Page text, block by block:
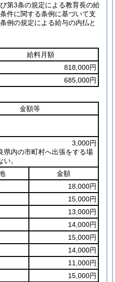
第3条の規定による教育長の給
件に関する条例に基づいて支
例の規定による給与の内払と
給料月額
818,000円
685,000円
金額等
3,000円
県内の市町村へ出張をする場
。
金額
18,000円
15,000円
13,000円
14,000円
15,000円
14,000円
11,000円
15,000円